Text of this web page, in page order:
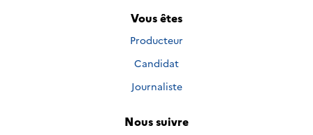
Vous êtes
Producteur
Candidat
Journaliste
Nous suivre